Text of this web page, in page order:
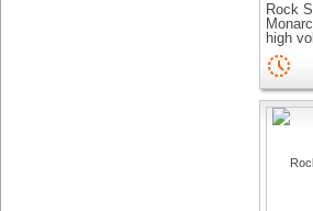
Rock
high
szerviz